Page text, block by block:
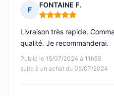
F
FONTAINE F.
Note : 5 sur 5
Publié le 15/07/2024 à 11h55
suite à un achat du 05/07/2024
Livraison très rapide.
qualité. Je recommanderai.